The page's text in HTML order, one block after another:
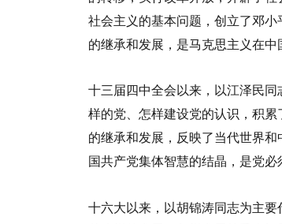
社会主义的基本问题，创立了邓
的继承和发展，是马克思主义在
十三届四中全会以来，以江泽民
样的党、怎样建设党的认识，积累
的继承和发展，反映了当代世界
国共产党集体智慧的结晶，是党必
十六大以来，以胡锦涛同志为主